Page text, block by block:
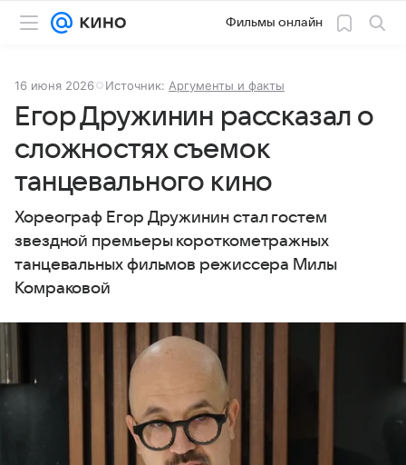
Фильмы онлайн
16 июня 2026 Источник: Аргументы и факты
Егор Дружинин рассказал о
сложностях съемок
танцевального кино
Хореограф Егор Дружинин стал гостем
звездной премьеры короткометражных
танцевальных фильмов режиссера Милы
Комраковой